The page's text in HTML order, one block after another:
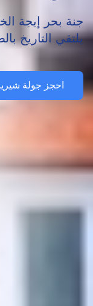
جنة بحر إيجة
يلتقي التاريخ
احجز جولة